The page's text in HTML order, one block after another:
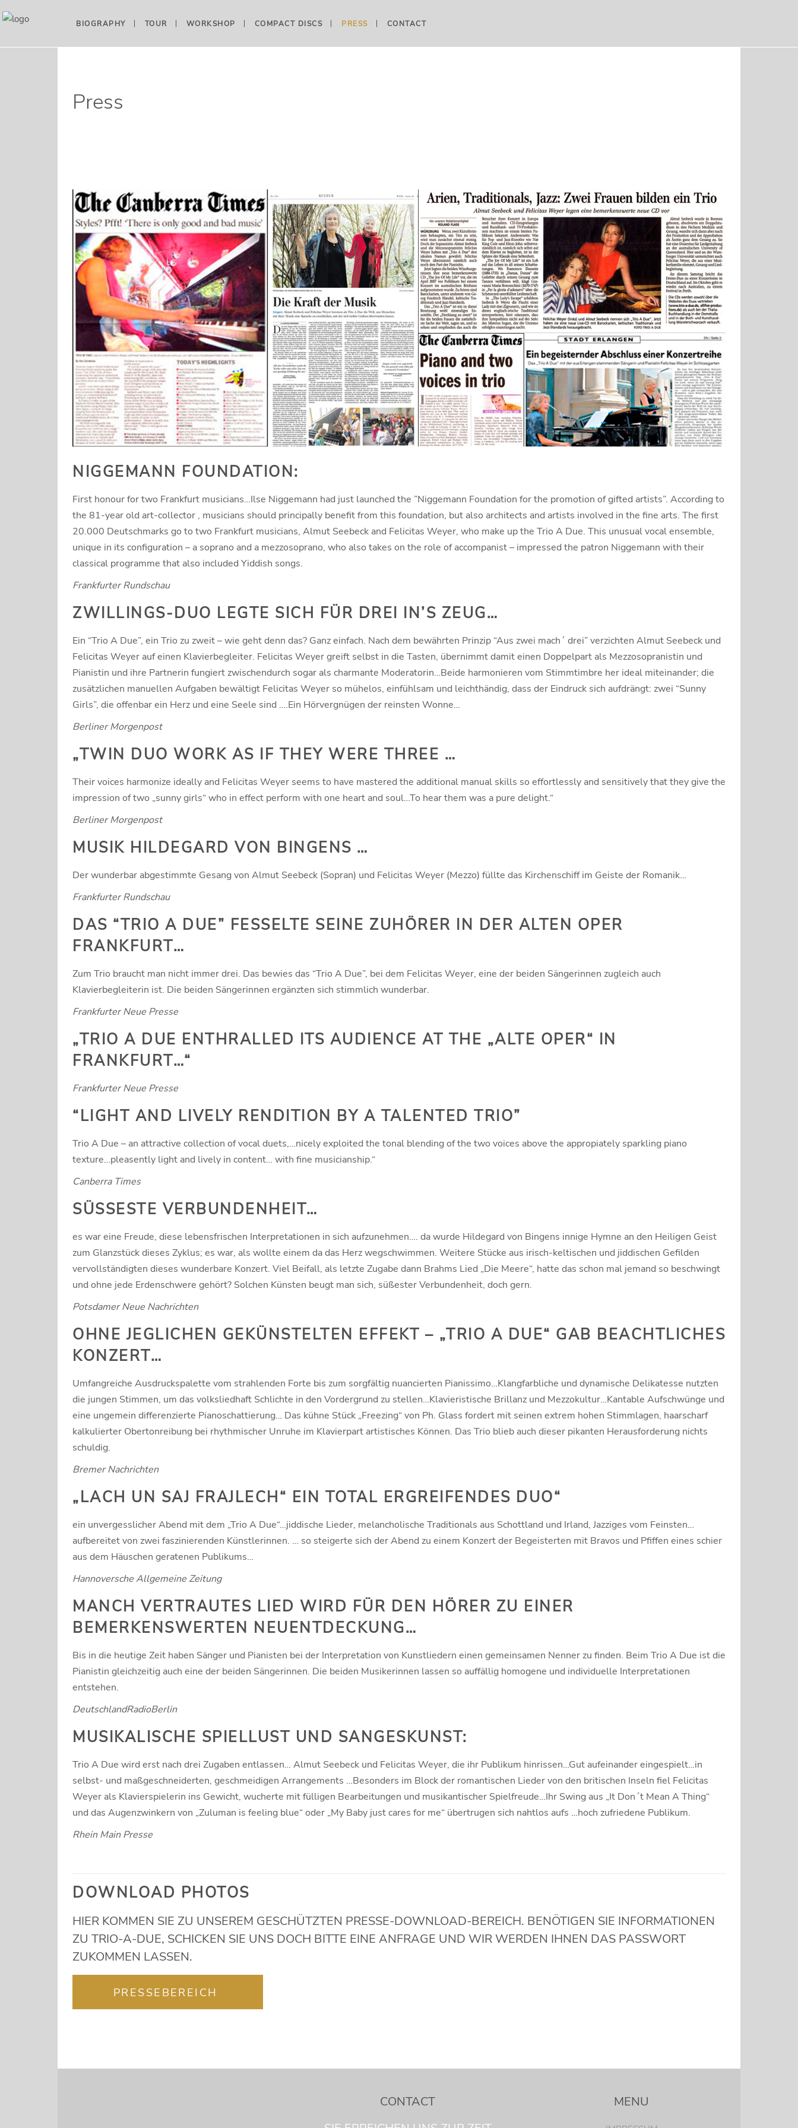
BIOGRAPHY TOUR WORKSHOP COMPACT DISCS PRESS CONTACT
Press
NIGGEMANN FOUNDATION:
First honour for two Frankfurt musicians…Ilse Niggemann had just launched the ”Niggemann Foundation for the promotion of gifted artists”. According to
the 81-year old art-collector , musicians should principally benefit from this foundation, but also architects and artists involved in the fine arts. The first
20.000 Deutschmarks go to two Frankfurt musicians, Almut Seebeck and Felicitas Weyer, who make up the Trio A Due. This unusual vocal ensemble,
unique in its configuration – a soprano and a mezzosoprano, who also takes on the role of accompanist – impressed the patron Niggemann with their
classical programme that also included Yiddish songs.
Frankfurter Rundschau
ZWILLINGS-DUO LEGTE SICH FÜR DREI IN’S ZEUG…
Ein “Trio A Due”, ein Trio zu zweit – wie geht denn das? Ganz einfach. Nach dem bewährten Prinzip “Aus zwei mach´ drei” verzichten Almut Seebeck und
Felicitas Weyer auf einen Klavierbegleiter. Felicitas Weyer greift selbst in die Tasten, übernimmt damit einen Doppelpart als Mezzosopranistin und
Pianistin und ihre Partnerin fungiert zwischendurch sogar als charmante Moderatorin…Beide harmonieren vom Stimmtimbre her ideal miteinander; die
zusätzlichen manuellen Aufgaben bewältigt Felicitas Weyer so mühelos, einfühlsam und leichthändig, dass der Eindruck sich aufdrängt: zwei “Sunny
Girls”, die offenbar ein Herz und eine Seele sind ….Ein Hörvergnügen der reinsten Wonne…
Berliner Morgenpost
„TWIN DUO WORK AS IF THEY WERE THREE …
Their voices harmonize ideally and Felicitas Weyer seems to have mastered the additional manual skills so effortlessly and sensitively that they give the
impression of two „sunny girls“ who in effect perform with one heart and soul…To hear them was a pure delight.“
Berliner Morgenpost
MUSIK HILDEGARD VON BINGENS …
Der wunderbar abgestimmte Gesang von Almut Seebeck (Sopran) und Felicitas Weyer (Mezzo) füllte das Kirchenschiff im Geiste der Romanik…
Frankfurter Rundschau
DAS “TRIO A DUE” FESSELTE SEINE ZUHÖRER IN DER ALTEN OPER
FRANKFURT…
Zum Trio braucht man nicht immer drei. Das bewies das “Trio A Due”, bei dem Felicitas Weyer, eine der beiden Sängerinnen zugleich auch
Klavierbegleiterin ist. Die beiden Sängerinnen ergänzten sich stimmlich wunderbar.
Frankfurter Neue Presse
„TRIO A DUE ENTHRALLED ITS AUDIENCE AT THE „ALTE OPER“ IN
FRANKFURT…“
Frankfurter Neue Presse
“LIGHT AND LIVELY RENDITION BY A TALENTED TRIO”
Trio A Due – an attractive collection of vocal duets,…nicely exploited the tonal blending of the two voices above the appropiately sparkling piano
texture…pleasently light and lively in content… with fine musicianship.“
Canberra Times
SÜSSESTE VERBUNDENHEIT…
es war eine Freude, diese lebensfrischen Interpretationen in sich aufzunehmen…. da wurde Hildegard von Bingens innige Hymne an den Heiligen Geist
zum Glanzstück dieses Zyklus; es war, als wollte einem da das Herz wegschwimmen. Weitere Stücke aus irisch-keltischen und jiddischen Gefilden
vervollständigten dieses wunderbare Konzert. Viel Beifall, als letzte Zugabe dann Brahms Lied „Die Meere“, hatte das schon mal jemand so beschwingt
und ohne jede Erdenschwere gehört? Solchen Künsten beugt man sich, süßester Verbundenheit, doch gern.
Potsdamer Neue Nachrichten
OHNE JEGLICHEN GEKÜNSTELTEN EFFEKT – „TRIO A DUE“ GAB BEACHTLICHES
KONZERT…
Umfangreiche Ausdruckspalette vom strahlenden Forte bis zum sorgfältig nuancierten Pianissimo…Klangfarbliche und dynamische Delikatesse nutzten
die jungen Stimmen, um das volksliedhaft Schlichte in den Vordergrund zu stellen…Klavieristische Brillanz und Mezzokultur…Kantable Aufschwünge und
eine ungemein differenzierte Pianoschattierung… Das kühne Stück „Freezing“ von Ph. Glass fordert mit seinen extrem hohen Stimmlagen, haarscharf
kalkulierter Obertonreibung bei rhythmischer Unruhe im Klavierpart artistisches Können. Das Trio blieb auch dieser pikanten Herausforderung nichts
schuldig.
Bremer Nachrichten
„LACH UN SAJ FRAJLECH“ EIN TOTAL ERGREIFENDES DUO“
ein unvergesslicher Abend mit dem „Trio A Due“…jiddische Lieder, melancholische Traditionals aus Schottland und Irland, Jazziges vom Feinsten…
aufbereitet von zwei faszinierenden Künstlerinnen. … so steigerte sich der Abend zu einem Konzert der Begeisterten mit Bravos und Pfiffen eines schier
aus dem Häuschen geratenen Publikums…
Hannoversche Allgemeine Zeitung
MANCH VERTRAUTES LIED WIRD FÜR DEN HÖRER ZU EINER
BEMERKENSWERTEN NEUENTDECKUNG…
Bis in die heutige Zeit haben Sänger und Pianisten bei der Interpretation von Kunstliedern einen gemeinsamen Nenner zu finden. Beim Trio A Due ist die
Pianistin gleichzeitig auch eine der beiden Sängerinnen. Die beiden Musikerinnen lassen so auffällig homogene und individuelle Interpretationen
entstehen.
DeutschlandRadioBerlin
MUSIKALISCHE SPIELLUST UND SANGESKUNST:
Trio A Due wird erst nach drei Zugaben entlassen… Almut Seebeck und Felicitas Weyer, die ihr Publikum hinrissen…Gut aufeinander eingespielt…in
selbst- und maßgeschneiderten, geschmeidigen Arrangements …Besonders im Block der romantischen Lieder von den britischen Inseln fiel Felicitas
Weyer als Klavierspielerin ins Gewicht, wucherte mit fülligen Bearbeitungen und musikantischer Spielfreude…Ihr Swing aus „It Don´t Mean A Thing“
und das Augenzwinkern von „Zuluman is feeling blue“ oder „My Baby just cares for me“ übertrugen sich nahtlos aufs …hoch zufriedene Publikum.
Rhein Main Presse
DOWNLOAD PHOTOS
HIER KOMMEN SIE ZU UNSEREM GESCHÜTZTEN PRESSE-DOWNLOAD-BEREICH. BENÖTIGEN SIE INFORMATIONEN
ZU TRIO-A-DUE, SCHICKEN SIE UNS DOCH BITTE EINE ANFRAGE UND WIR WERDEN IHNEN DAS PASSWORT
ZUKOMMEN LASSEN.
PRESSEBEREICH
CONTACT
MENU